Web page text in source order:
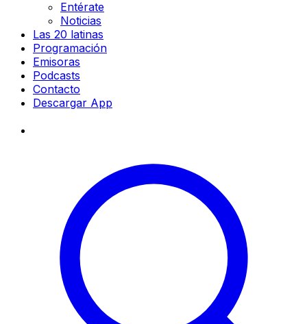
Entérate
Noticias
Las 20 latinas
Programación
Emisoras
Podcasts
Contacto
Descargar App